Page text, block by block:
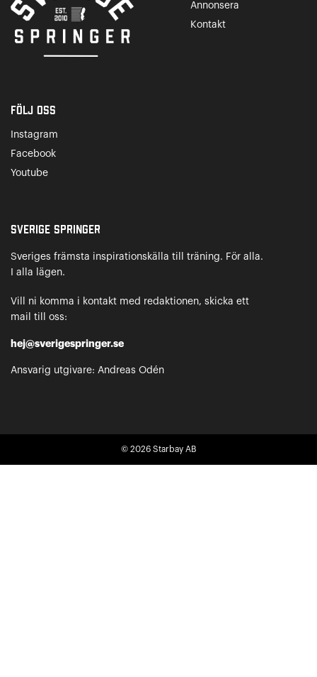
Annonsera
Kontakt
Följ oss
Instagram
Facebook
Youtube
Sverige Springer
Sveriges främsta inspirationskälla till träning. För alla.
I alla lägen.
Vill ni komma i kontakt med redaktionen, skicka ett
mail till oss:
hej@sverigespringer.se
Ansvarig utgivare: Andreas Odén
© 2026 Starbay AB